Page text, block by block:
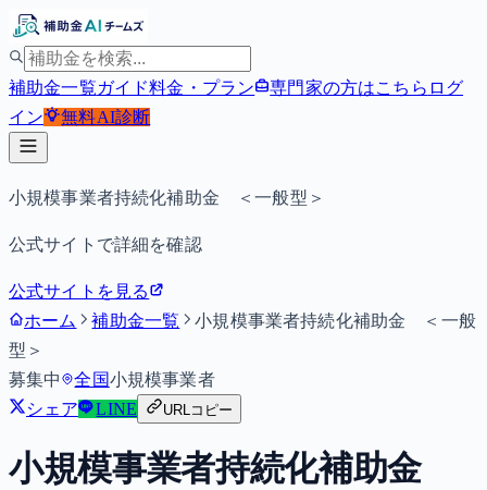
補助金一覧ガイド料金・プラン 専門家の方はこちら ログ
イン
無料AI診断
小規模事業者持続化補助金 ＜一般型＞
公式サイトで詳細を確認
公式サイトを見る
ホーム
補助金一覧
小規模事業者持続化補助金 ＜一般
型＞
募集中
全国小規模事業者
シェア
LINE URLコピー
小規模事業者持続化補助金